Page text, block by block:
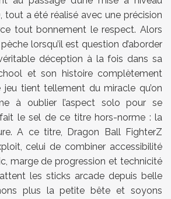
tout a été réalisé avec une précision
tout bonnement le respect. Alors
lorsqu’il est question d’aborder
déception à la fois dans sa
et son histoire complètement
jeu tient tellement du miracle qu’on
à oublier l’aspect solo pour se
le sel de ce titre hors-norme : la
A ce titre, Dragon Ball FighterZ
celui de combiner accessibilité
marge de progression et technicité
les sticks arcade depuis belle
plus la petite bête et soyons